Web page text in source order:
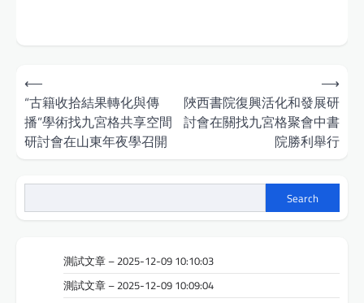
Post
navigation
⟵
“古籍收拾結果轉化與傳
播”學術找九宮格共享空間
研討會在山東年夜學召開
陜西書院復興活化和發展研
討會在關找九宮格聚會中書
院勝利舉行
⟶
Search
測試文章 – 2025-12-09 10:10:03
測試文章 – 2025-12-09 10:09:04